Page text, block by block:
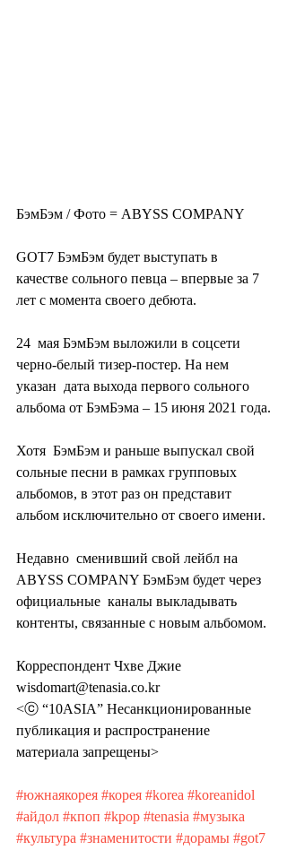
БэмБэм / Фото = ABYSS COMPANY
GOT7 БэмБэм будет выступать в
качестве сольного певца – впервые за 7
лет с момента своего дебюта.
24  мая БэмБэм выложили в соцсети
черно-белый тизер-постер. На нем
указан  дата выхода первого сольного
альбома от БэмБэма – 15 июня 2021 года.
Хотя  БэмБэм и раньше выпускал свой
сольные песни в рамках групповых
альбомов, в этот раз он представит
альбом исключительно от своего имени.
Недавно  сменивший свой лейбл на
ABYSS COMPANY БэмБэм будет через
официальные  каналы выкладывать
контенты, связанные с новым альбомом.
Корреспондент Чхве Джие
wisdomart@tenasia.co.kr
<ⓒ “10ASIA” Несанкционированные
публикация и распространение
материала запрещены>
#южнаякорея #корея #korea #koreanidol
#айдол #кпоп #kpop #tenasia #музыка
#культура #знаменитости #дорамы #got7